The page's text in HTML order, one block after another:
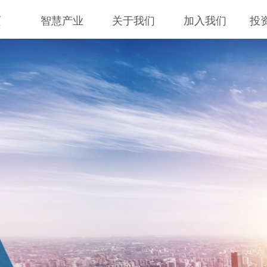
智慧产业
AI 应用方案
关于我们 加入我们 投